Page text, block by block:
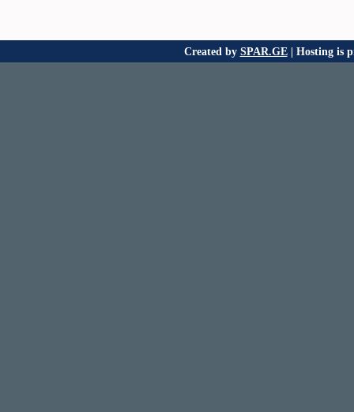
Created by SPAR.GE| Hosting is